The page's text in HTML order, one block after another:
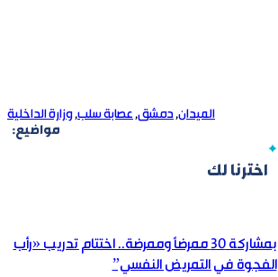
الميدان,دمشق, عصابة سلب,وزارة الداخلية
مواضيع:
اخترنا لك
بمشاركة 30 ممرضاً وممرضة.. اختتام تدريب «رأب
الفجوة في التمريض النفسي”